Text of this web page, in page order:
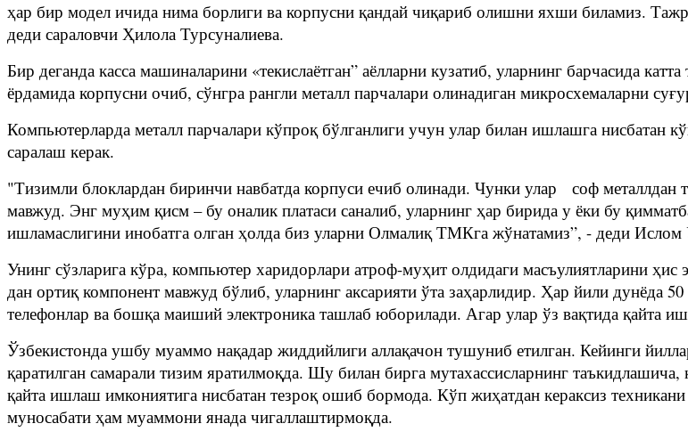
ҳар бир модел ичида нима борлиги ва корпусни қандай чиқариб олишни яхши биламиз.
деди сараловчи Ҳилола Турсуналиева.
Бир деганда касса машиналарини «текислаётган” аёлларни кузатиб, уларнинг барчасида
ёрдамида корпусни очиб, сўнгра рангли металл парчалари олинадиган микросхемаларни
Компьютерларда металл парчалари кўпроқ бўлганлиги учун улар билан ишлашга нисбатан
саралаш керак.
"Тизимли блоклардан биринчи навбатда корпуси ечиб олинади. Чунки улар соф
мавжуд. Энг муҳим қисм – бу оналик платаси саналиб, уларнинг ҳар бирида у ёки бу
ишламаслигини инобатга олган ҳолда биз уларни Олмалиқ ТМКга жўнатамиз”, - деди Ислом
Унинг сўзларига кўра, компьютер харидорлари атроф-муҳит олдидаги масъулиятларини
дан ортиқ компонент мавжуд бўлиб, уларнинг аксарияти ўта заҳарлидир. Ҳар йили дунёда
телефонлар ва бошқа маиший электроника ташлаб юборилади. Агар улар ўз вақтида қайта
Ўзбекистонда ушбу муаммо нақадар жиддийлиги аллақачон тушуниб етилган. Кейинги
қаратилган самарали тизим яратилмоқда. Шу билан бирга мутахассисларнинг
қайта ишлаш имкониятига нисбатан тезроқ ошиб бормода. Кўп жиҳатдан кераксиз
муносабати ҳам муаммони янада чигаллаштирмоқда.